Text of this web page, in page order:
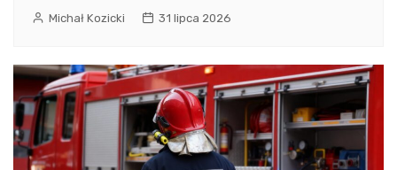
Michał Kozicki 31 lipca 2026